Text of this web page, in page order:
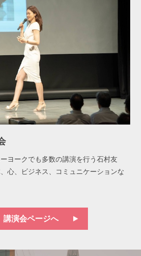
ヨークでも多数の講演を行う石村友
心、ビジネス、コミュニケーションな
講演会ページへ